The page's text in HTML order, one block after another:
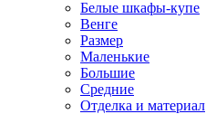
Белые шкафы-купе
Венге
Размер
Маленькие
Большие
Средние
Отделка и материал